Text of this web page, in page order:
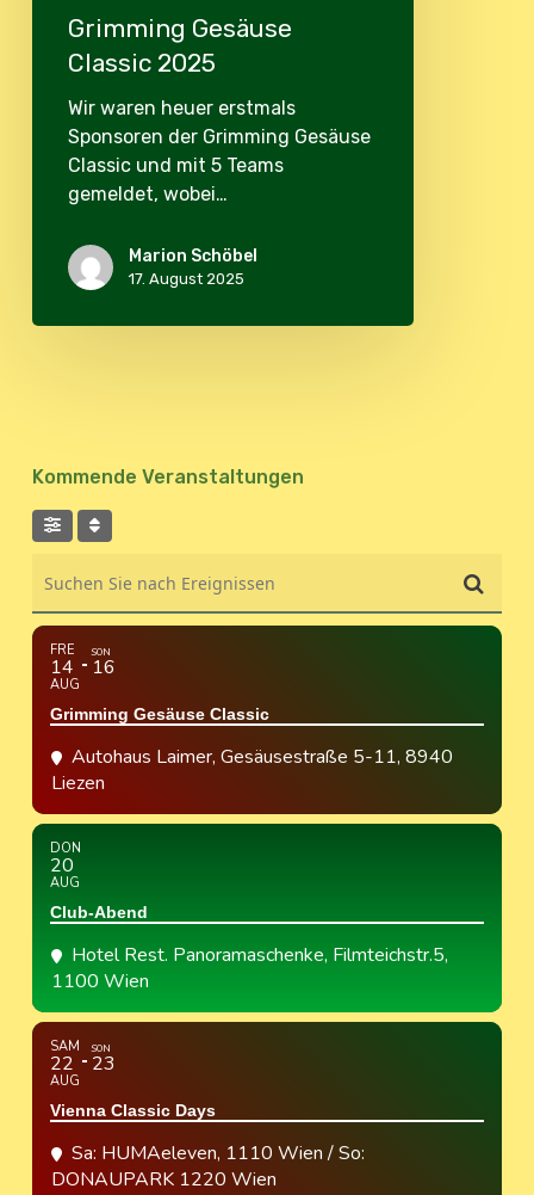
Grimming Gesäuse
Classic 2025
Wir waren heuer erstmals
Sponsoren der Grimming Gesäuse
Classic und mit 5 Teams
gemeldet, wobei…
Marion Schöbel
17. August 2025
Kommende Veranstaltungen
FRE
14
AUG
SON
16
Grimming Gesäuse Classic
Autohaus Laimer, Gesäusestraße 5-11, 8940
Liezen
DON
20
AUG
Club-Abend
Hotel Rest. Panoramaschenke, Filmteichstr.5,
1100 Wien
SAM
22
AUG
SON
23
Vienna Classic Days
Sa: HUMAeleven, 1110 Wien / So:
DONAUPARK 1220 Wien